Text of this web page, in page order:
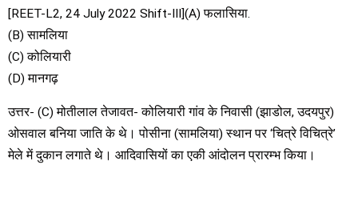
[REET-L2, 24 July 2022 Shift-III](A) फलासिया.
(B) सामलिया
(C) कोलियारी
(D) मानगढ़
उत्तर- (C) मोतीलाल तेजावत- कोलियारी गांव के निवासी (झाडोल, उदयपुर)
ओसवाल बनिया जाति के थे। पोसीना (सामलिया) स्थान पर ‘चित्रे विचित्रे’
मेले में दुकान लगाते थे। आदिवासियों का एकी आंदोलन प्रारम्भ किया।